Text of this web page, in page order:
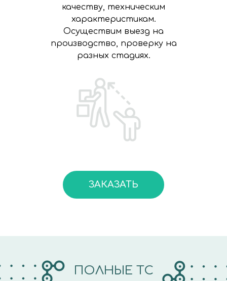
качеству, техническим
характеристикам.
Осуществим выезд на
производство, проверку на
разных стадиях.
ЗАКАЗАТЬ
ПОЛНЫЕ ТС